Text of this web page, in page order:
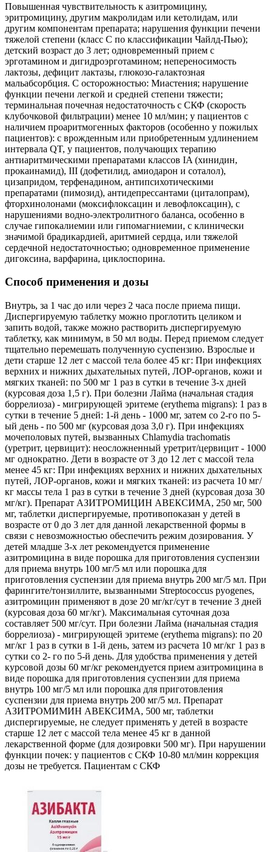
Повышенная чувствительность к азитромицину,
эритромицину, другим макролидам или кетолидам, или
другим компонентам препарата; нарушения функции печени
тяжелой степени (класс С по классификации Чайлд-Пью);
детский возраст до 3 лет; одновременный прием с
эрготамином и дигидроэрготамином; непереносимость
лактозы, дефицит лактазы, глюкозо-галактозная
мальабсорбция. С осторожностью: Миастения; нарушение
функции печени легкой и средней степени тяжести;
терминальная почечная недостаточность с СКФ (скорость
клубочковой фильтрации) менее 10 мл/мин; у пациентов с
наличием проаритмогенных факторов (особенно у пожилых
пациентов): с врожденным или приобретенным удлинением
интервала QT, у пациентов, получающих терапию
антиаритмическими препаратами классов IA (хинидин,
прокаинамид), III (дофетилид, амиодарон и соталол),
цизапридом, терфенадином, антипсихотическими
препаратами (пимозид), антидепрессантами (циталопрам),
фторхинолонами (моксифлоксацин и левофлоксацин), с
нарушениями водно-электролитного баланса, особенно в
случае гипокалиемии или гипомагниемии, с клинически
значимой брадикардией, аритмией сердца, или тяжелой
сердечной недостаточностью; одновременное применение
дигоксина, варфарина, циклоспорина.
Способ применения и дозы
Внутрь, за 1 час до или через 2 часа после приема пищи.
Диспергируемую таблетку можно проглотить целиком и
запить водой, также можно растворить диспергируемую
таблетку, как минимум, в 50 мл воды. Перед приемом следует
тщательно перемешать полученную суспензию. Взрослые и
дети старше 12 лет с массой тела более 45 кг: При инфекциях
верхних и нижних дыхательных путей, ЛОР-органов, кожи и
мягких тканей: по 500 мг 1 раз в сутки в течение 3-х дней
(курсовая доза 1,5 г). При болезни Лайма (начальная стадия
боррелиоза) - мигрирующей эритеме (erythema migrans): 1 раз в
сутки в течение 5 дней: 1-й день - 1000 мг, затем со 2-го по 5-
ый день - по 500 мг (курсовая доза 3,0 г). При инфекциях
мочеполовых путей, вызванных Chlamydia trachomatis
(уретрит, цервицит): неосложненный уретрит/цервицит - 1000
мг однократно. Дети в возрасте от 3 до 12 лет с массой тела
менее 45 кг: При инфекциях верхних и нижних дыхательных
путей, ЛОР-органов, кожи и мягких тканей: из расчета 10 мг/
кг массы тела 1 раз в сутки в течение 3 дней (курсовая доза 30
мг/кг). Препарат АЗИТРОМИЦИН АВЕКСИМА, 250 мг, 500
мг, таблетки диспергируемые, противопоказан у детей в
возрасте от 0 до 3 лет для данной лекарственной формы в
связи с невозможностью обеспечить режим дозирования. У
детей младше 3-х лет рекомендуется применение
азитромицина в виде порошка для приготовления суспензии
для приема внутрь 100 мг/5 мл или порошка для
приготовления суспензии для приема внутрь 200 мг/5 мл. При
фарингите/тонзиллите, вызванными Streptococcus pyogenes,
азитромицин применяют в дозе 20 мг/кг/сут в течение 3 дней
(курсовая доза 60 мг/кг). Максимальная суточная доза
составляет 500 мг/сут. При болезни Лайма (начальная стадия
боррелиоза) - мигрирующей эритеме (erythema migrans): по 20
мг/кг 1 раз в сутки в 1-й день, затем из расчета 10 мг/кг 1 раз в
сутки со 2- го по 5-й день. Для удобства применения у детей
курсовой дозы 60 мг/кг рекомендуется прием азитромицина в
виде порошка для приготовления суспензии для приема
внутрь 100 мг/5 мл или порошка для приготовления
суспензии для приема внутрь 200 мг/5 мл. Препарат
АЗИТРОМИМИН АВЕКСИМА, 500 мг, таблетки
диспергируемые, не следует применять у детей в возрасте
старше 12 лет с массой тела менее 45 кг в данной
лекарственной форме (для дозировки 500 мг). При нарушении
функции почек: у пациентов с СКФ 10-80 мл/мин коррекция
дозы не требуется. Пациентам с СКФ